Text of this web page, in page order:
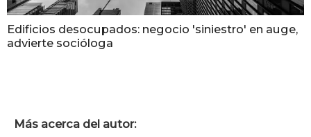
Edificios desocupados: negocio 'siniestro' en auge,
advierte socióloga
Más acerca del autor: